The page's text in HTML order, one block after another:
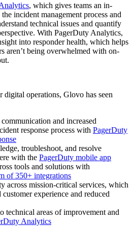
, which gives teams an in-
incident management process and
technical issues and quantify
With PagerDuty Analytics,
into responder health, which helps
aren’t being overwhelmed with on-
operations, Glovo has seen
and increased
response process with PagerDuty
troubleshoot, and resolve
with the PagerDuty mobile app
tools and solutions with
of 350+ integrations
across mission-critical services, which
experience and reduced
technical areas of improvement and
Analytics